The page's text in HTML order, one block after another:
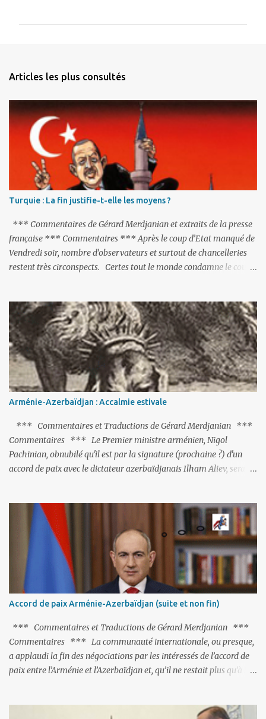
n
i
Articles les plus consultés
Turquie : La fin justifie-t-elle les moyens ?
*** Commentaires de Gérard Merdjanian et extraits de la presse
française *** Commentaires *** Après le coup d’Etat manqué de
Vendredi soir, nombre d’observateurs et surtout de chancelleries
restent très circonspects. Certes tout le monde condamne le coup
actions menées par le président Erdoğan, et pour certains sur la
réalisation du putsch lui-même.
Arménie-Azerbaïdjan : Accalmie estivale
*** Commentaires et Traductions de Gérard Merdjanian ***
Commentaires *** Le Premier ministre arménien, Nigol
Pachinian, obnubilé qu'il est par la signature (prochaine ?) d'un
accord de paix avec le dictateur azerbaïdjanais Ilham Aliev, serait
C'est hélas fort peu probable ; l'Histoire ou la Littérature ne sont
pas ses points forts, pas plus d'ailleurs que les négociations avec le
tandem turco-azéri. Faisant fi de tout ce qui précède la chute de
l'URSS, il est exclusivement intéressé par ce qu'il nomme «
l'Arménie réelle ». Même les trois présidents qu'ils l'ont précédés ne
trouvent pas grâce à ses yeux, les traitant de tous les noms, avant
de les traîner en justice. Et comme les politiciens ne lui suffisent
pas, il s'attaque aux dignitaires de l'Église arménienne, les...
Accord de paix Arménie-Azerbaïdjan (suite et non fin)
*** Commentaires et Traductions de Gérard Merdjanian ***
Commentaires *** La communauté internationale, ou presque,
a applaudi la fin des négociations par les intéressés de l’accord de
paix entre l’Arménie et l’Azerbaïdjan et, qu’il ne restait plus qu’à le
Les deux points non résolus portaient sur la renonciation aux